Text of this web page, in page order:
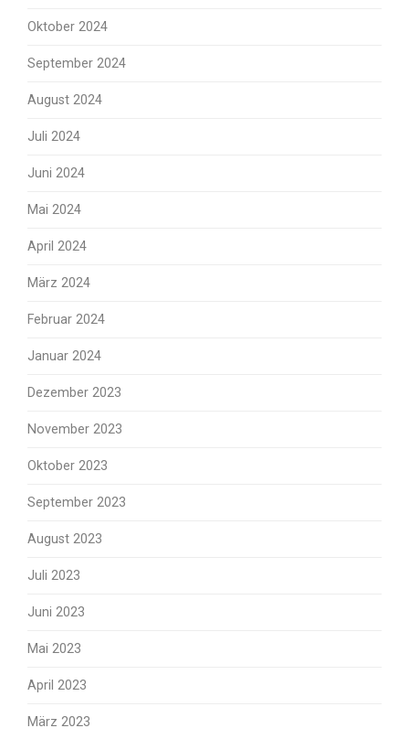
Oktober 2024
September 2024
August 2024
Juli 2024
Juni 2024
Mai 2024
April 2024
März 2024
Februar 2024
Januar 2024
Dezember 2023
November 2023
Oktober 2023
September 2023
August 2023
Juli 2023
Juni 2023
Mai 2023
April 2023
März 2023